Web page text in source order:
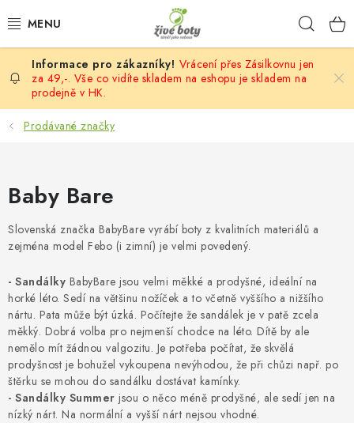
na
DĚTSKÉ
DÁMSKÉ
DOPLŇKY
VÝPRODEJ
PONOŽKOBOTY
PROVAZOVÉ SANDÁLY
NAPIŠTE NÁM
BOSOBOTY / BAREFOOTY
Vrácení přes Zásilkovnu jen
za 49,-. Vše co vidíte skladem na eshopu je skladem na
prodejně v HK.
Prodávané značky
Baby Bare
Slovenská značka BabyBare vyrábí boty z kvalitních materiálů a
zejména model Febo (i zimní) je velmi povedený.
- Sandálky BabyBare jsou velmi měkké a prodyšné, ideální na
horké léto. Sedí na většinu nožíček a to včetně vyššího a nižšího
nártu. Pata může být úzká. Počítejte že sandálek je v patě zcela
měkký. Dobrá volba pro nejmenší chodce na léto. Dítě by ale
nemělo mít žádnou valgozitu. Je potřeba počítat, že skvělá
prodyšnost je bohužel vykoupena nevýhodou, že při chůzi např. po
štěrku se mohou do sandálku dostávat kamínky.
- Sandálky Summer jsou o něco méně prodyšné, ale sedí jen na
nízký nárt. Na normální a vyšší nárt nejsou vhodné.